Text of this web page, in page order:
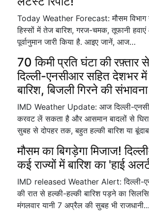
Today Weather Forecast: मौसम
हिस्सों में तेज बारिश, गरज-चमक, तूफानी
पूर्वानुमान जारी किया है. आइए जानें, आज…
70 किमी प्रति घंटा की रफ़्तार
दिल्ली-एनसीआर सहित देशभर
बारिश, बिजली गिरने की संभावना
IMD Weather Update: आज दिल्ली-
करवट लें सकता है और आसमान बादलों से घिरा
सुबह से दोपहर तक, बहुत हल्की बारिश या
मौसम का बिगड़ेगा मिजाज!
कई राज्यों में बारिश का 'हाई
IMD released Weather Alert: दिल्ली-
की रात से हल्की-हल्की बारिश पड़ने का
मंगलवार यानी 7 अप्रैल की सुबह भी राजधानी…